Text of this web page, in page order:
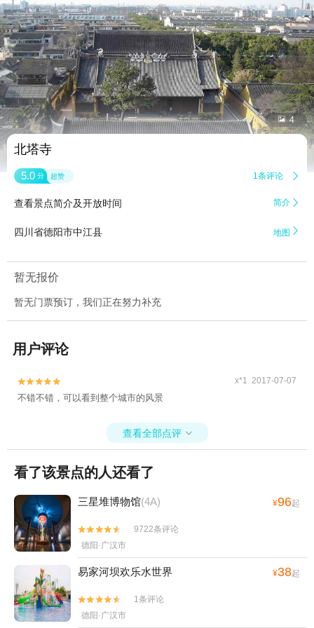
 4
北塔寺
5.0 分 超赞 1条评论 
查看景点简介及开放时间 简介 
四川省德阳市中江县 地图 
暂无报价
暂无门票预订，我们正在努力补充
用户评论

 x*1 2017-07-07
不错不错，可以看到整个城市的风景
查看全部点评 
看了该景点的人还看了
三星堆博物馆(4A) ¥96起


9722条评论
德阳·广汉市
易家河坝欢乐水世界 ¥38起


1条评论
德阳·广汉市
